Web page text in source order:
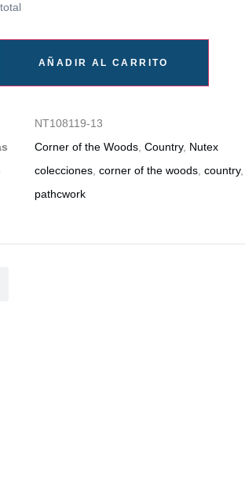
AÑADIR AL CARRITO
NT108119-13
Corner of the Woods Country, Nutex
colecciones corner of the woods country,
pathcwork